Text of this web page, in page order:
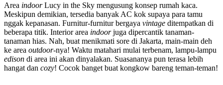
Area indoorLucy in the Sky mengusung konsep rumah kaca.
Meskipun demikian, tersedia banyak AC kok supaya para tamu
nggak kepanasan. Furnitur-furnitur bergaya vintage ditempatkan di
beberapa titik. Interior area indoorjuga dipercantik tanaman-
tanaman hias. Nah, buat menikmati sore di Jakarta, main-main deh
ke area outdoor-nya! Waktu matahari mulai terbenam, lampu-lampu
edison di area ini akan dinyalakan. Suasananya pun terasa lebih
hangat dan cozy! Cocok banget buat kongkow bareng teman-teman!